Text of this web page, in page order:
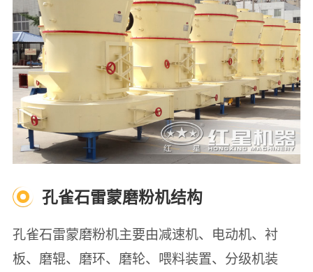
孔雀石雷蒙磨粉机结构
孔雀石雷蒙磨粉机主要由减速机、电动机、衬
板、磨辊、磨环、磨轮、喂料装置、分级机装